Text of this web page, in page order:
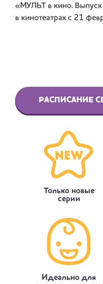
«МУЛЬТ в кино.
в кинотеатрах с 21
РАСПИСАНИЕ
Только новые
серии
Идеально для